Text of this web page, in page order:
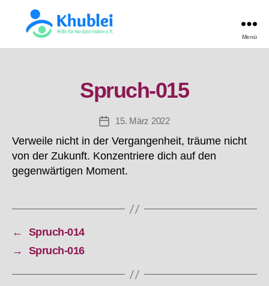
Khublei
Menü
Spruch-015
Beitragsdatum
15. März 2022
Verweile nicht in der Vergangenheit, träume nicht
von der Zukunft. Konzentriere dich auf den
gegenwärtigen Moment.
←
Spruch-014
→
Spruch-016